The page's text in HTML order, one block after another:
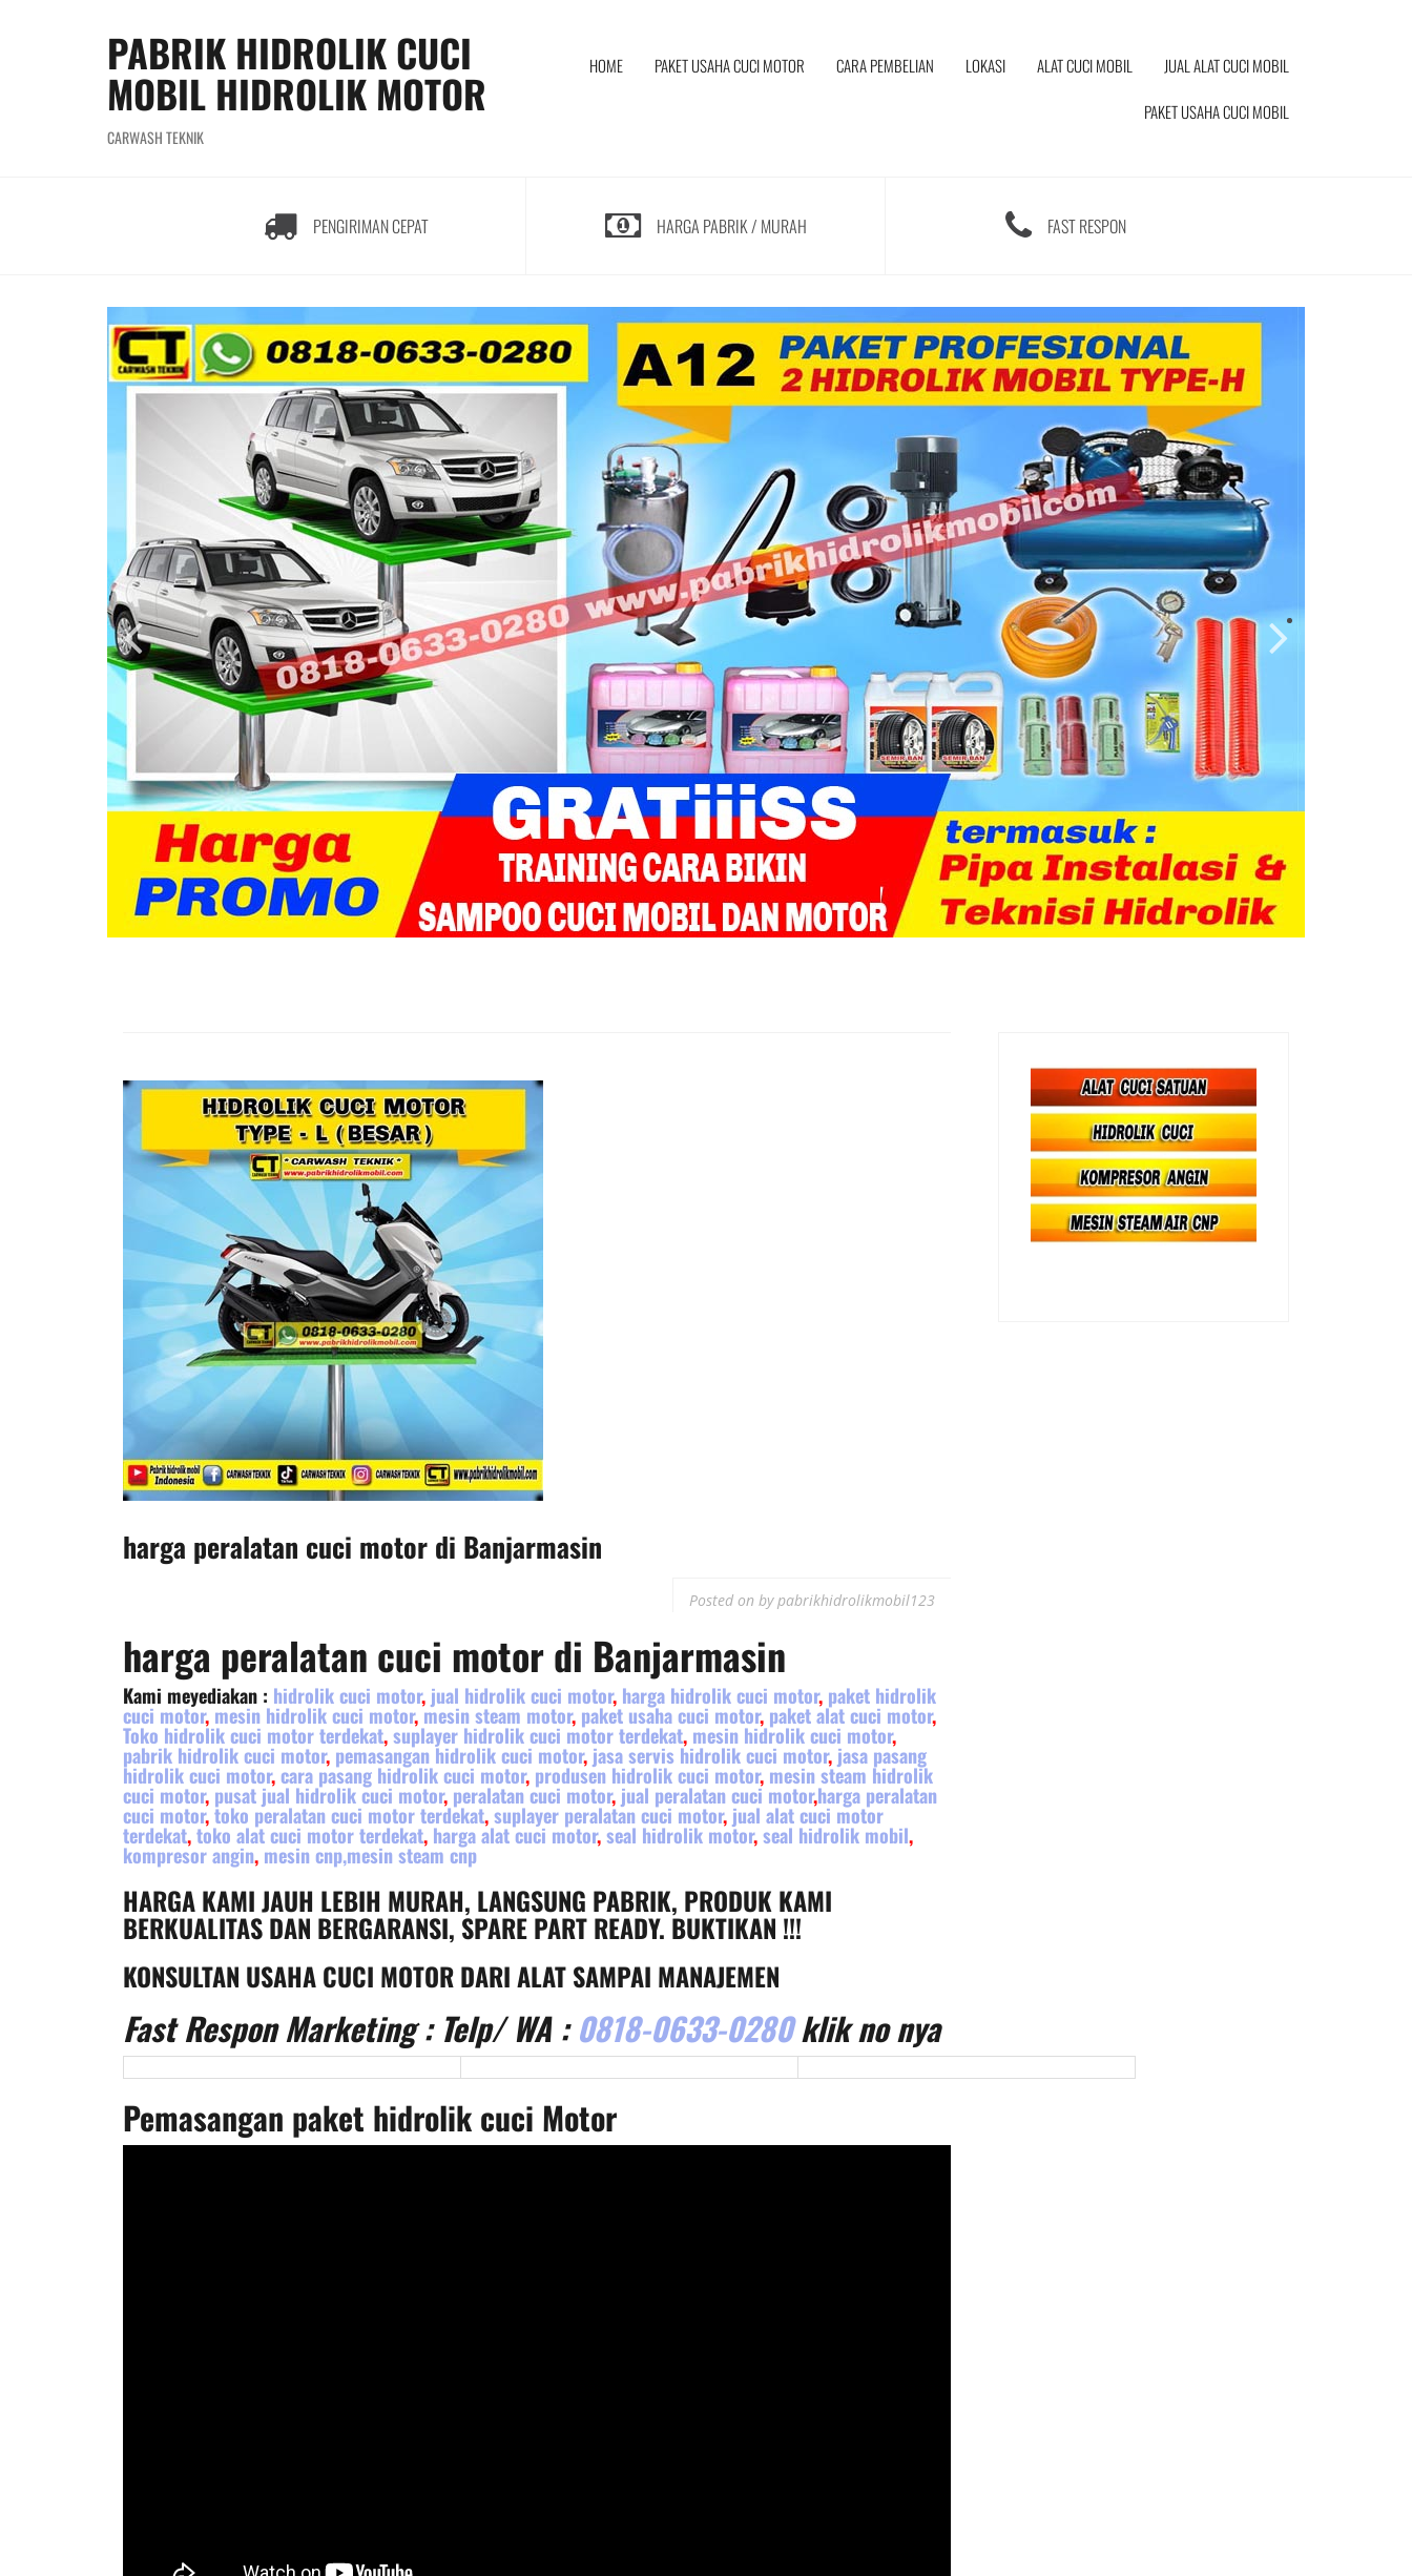
PABRIK HIDROLIK CUCI
MOBIL HIDROLIK MOTOR
CARWASH TEKNIK
HOME PAKET USAHA CUCI MOTOR CARA PEMBELIAN LOKASI ALAT CUCI MOBIL
JUAL ALAT CUCI MOBIL
PAKET USAHA CUCI MOBIL
PENGIRIMAN CEPAT HARGA PABRIK / MURAH FAST RESPON
harga peralatan cuci motor di Banjarmasin
Posted on bypabrikhidrolikmobil123
harga peralatan cuci motordi Banjarmasin
Kami meyediakan : hidrolik cuci motor, jual hidrolik cuci motor, harga hidrolik cuci motor, paket hidrolik
cuci motor, mesin hidrolik cuci motor,mesin steam motor, paket usaha cuci motor, paket alat cuci motor,
Toko hidrolik cuci motor terdekat,suplayer hidrolik cuci motor terdekat, mesin hidrolik cuci motor,
pabrik hidrolik cuci motor, pemasangan hidrolik cuci motor, jasa servis hidrolik cuci motor, jasa pasang
hidrolik cuci motor,cara pasang hidrolik cuci motor, produsen hidrolik cuci motor, mesin steam hidrolik
cuci motor, pusat jual hidrolik cuci motor, peralatan cuci motor, jual peralatan cuci motor,harga peralatan
cuci motor,toko peralatan cuci motor terdekat,suplayer peralatan cuci motor, jual alat cuci motor
terdekat,toko alat cuci motor terdekat, harga alat cuci motor,seal hidrolik motor,seal hidrolik mobil,
kompresor angin, mesin cnp,mesin steam cnp
HARGA KAMI JAUH LEBIH MURAH, LANGSUNG PABRIK, PRODUK KAMI
BERKUALITAS DAN BERGARANSI, SPARE PART READY. BUKTIKAN !!!
KONSULTAN USAHA CUCI MOTOR DARI ALAT SAMPAI MANAJEMEN
Fast Respon Marketing : Telp/ WA :0818-0633-0280klik no nya
Pemasangan paket hidrolik cuci Motor